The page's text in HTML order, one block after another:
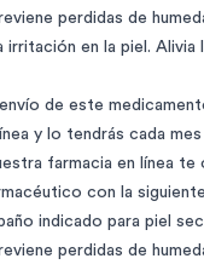
perdidas de
irritación en la piel. Alivia
de este
y lo tendrás cada
farmacia en línea
con la
indicado para piel
perdidas de